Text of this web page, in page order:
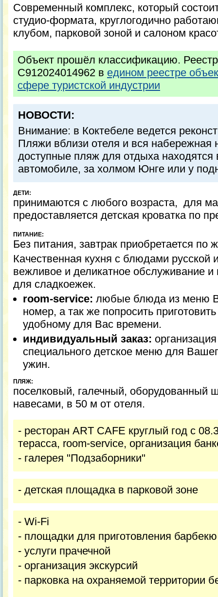
Современный комплекс, который
студио-формата, круглогодично
клубом, парковой зоной и салоном
Объект прошёл классификацию.
С912024014962 в едином реестре
сфере туристской индустрии
НОВОСТИ:
Внимание: в Коктебеле ведется
Пляжи вблизи отеля и вся
доступные пляж для отдыха находятся
автомобиле, за холмом Юнге или у
ДЕТИ:
принимаются с любого возраста, для
предоставляется детская кроватка по
ПИТАНИЕ:
Без питания, завтрак приобретается по
Качественная кухня с блюдами русской
вежливое и деликатное обслуживание
для сладкоежек.
room-service: любые блюда из меню
номер, а так же попросить
удобному для Вас времени.
индивидуальный заказ:
специального детское меню для
ужин.
ПЛЯЖ:
поселковый, галечный, оборудованный
навесами, в 50 м от отеля.
- ресторан ART CAFE круглый год с
терасса, room-service, организация
- галерея "Подзаборники"
- детская площадка в парковой зоне
- Wi-Fi
- площадки для приготовления
- услуги прачечной
- организация экскурсий
- парковка на охраняемой территории